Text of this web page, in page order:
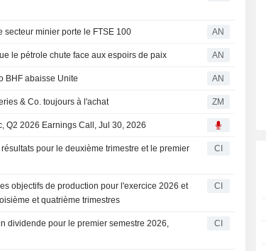
secteur minier porte le FTSE 100 AN
le pétrole chute face aux espoirs de paix AN
BHF abaisse Unite AN
MINING PLC : Jefferies & Co. toujours à l'achat ZM
Q2 2026 Earnings Call, Jul 30, 2026
pour le deuxième trimestre et le premier
CI
objectifs de production pour l'exercice 2026 et
et quatrième trimestres
CI
dividende pour le premier semestre 2026,
CI